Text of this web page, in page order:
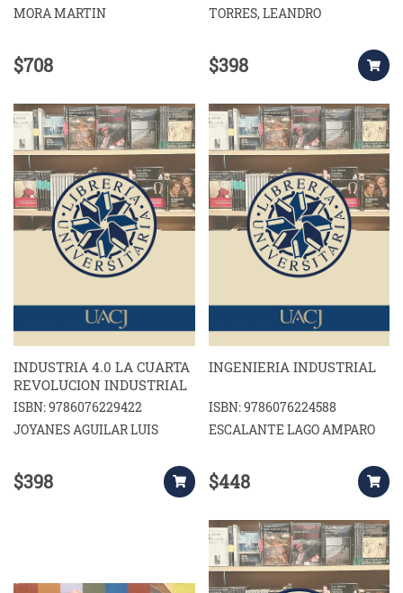
MORA MARTIN
$708
TORRES, LEANDRO
$398
INDUSTRIA 4.0 LA CUARTA
REVOLUCION INDUSTRIAL
ISBN: 9786076229422
JOYANES AGUILAR LUIS
$398
INGENIERIA INDUSTRIAL
ISBN: 9786076224588
ESCALANTE LAGO AMPARO
$448